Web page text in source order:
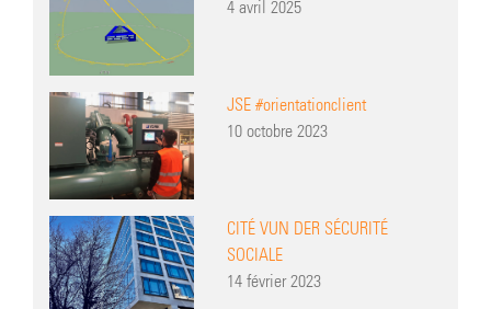
4 avril 2025
JSE #orientationclient
10 octobre 2023
CITÉ VUN DER SÉCURITÉ
SOCIALE
14 février 2023